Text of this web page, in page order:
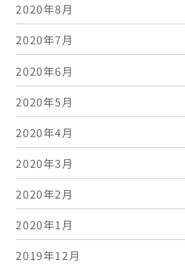
2020年8月
2020年7月
2020年6月
2020年5月
2020年4月
2020年3月
2020年2月
2020年1月
2019年12月